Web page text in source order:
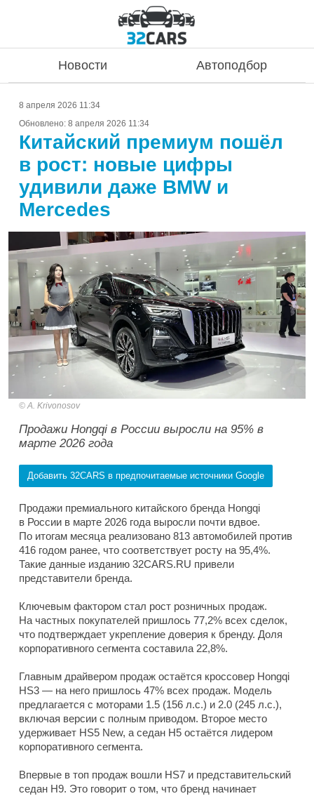
Новости Автоподбор
8 апреля 2026 11:34
Обновлено: 8 апреля 2026 11:34
Китайский премиум пошёл
в рост: новые цифры
удивили даже BMW и
Mercedes
A. Krivonosov
Продажи Hongqi в России выросли на 95% в
марте 2026 года
Добавить 32CARS в предпочитаемые источники Google
Продажи премиального китайского бренда Hongqi
в России в марте 2026 года выросли почти вдвое.
По итогам месяца реализовано 813 автомобилей против
416 годом ранее, что соответствует росту на 95,4%.
Такие данные изданию 32CARS.RU привели
представители бренда.
Ключевым фактором стал рост розничных продаж.
На частных покупателей пришлось 77,2% всех сделок,
что подтверждает укрепление доверия к бренду. Доля
корпоративного сегмента составила 22,8%.
Главным драйвером продаж остаётся кроссовер Hongqi
HS3 — на него пришлось 47% всех продаж. Модель
предлагается с моторами 1.5 (156 л.с.) и 2.0 (245 л.с.),
включая версии с полным приводом. Второе место
удерживает HS5 New, а седан H5 остаётся лидером
корпоративного сегмента.
Впервые в топ продаж вошли HS7 и представительский
седан H9. Это говорит о том, что бренд начинает